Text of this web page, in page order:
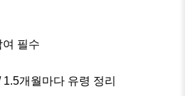
필수
개월마다 유령 정리